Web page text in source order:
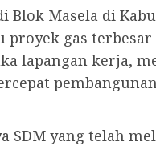
Blok Masela di
gas
lapangan kerja,
SDM yang telah